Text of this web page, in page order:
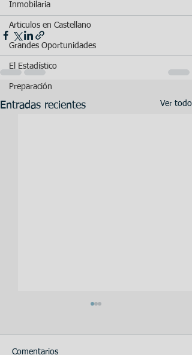
Inmobilaria
Articulos en Castellano
Grandes Oportunidades
El Estadístico
Preparación
Entradas recientes Ver todo
Comentarios